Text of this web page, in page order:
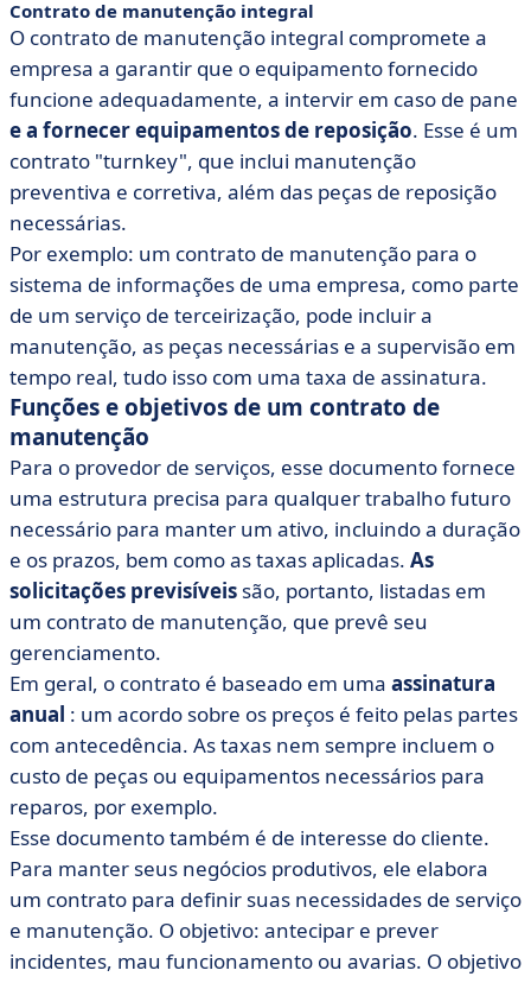
Contrato de manutenção integral
O contrato de manutenção integral compromete a
empresa a garantir que o equipamento fornecido
funcione adequadamente, a intervir em caso de pane
e a fornecer equipamentos de reposição. Esse é um
contrato "turnkey", que inclui manutenção
preventiva e corretiva, além das peças de reposição
necessárias.
Por exemplo: um contrato de manutenção para o
sistema de informações de uma empresa, como parte
de um serviço de terceirização, pode incluir a
manutenção, as peças necessárias e a supervisão em
tempo real, tudo isso com uma taxa de assinatura.
Funções e objetivos de um contrato de
manutenção
Para o provedor de serviços, esse documento fornece
uma estrutura precisa para qualquer trabalho futuro
necessário para manter um ativo, incluindo a duração
e os prazos, bem como as taxas aplicadas. As
solicitações previsíveis são, portanto, listadas em
um contrato de manutenção, que prevê seu
gerenciamento.
Em geral, o contrato é baseado em uma assinatura
anual : um acordo sobre os preços é feito pelas partes
com antecedência. As taxas nem sempre incluem o
custo de peças ou equipamentos necessários para
reparos, por exemplo.
Esse documento também é de interesse do cliente.
Para manter seus negócios produtivos, ele elabora
um contrato para definir suas necessidades de serviço
e manutenção. O objetivo: antecipar e prever
incidentes, mau funcionamento ou avarias. O objetivo